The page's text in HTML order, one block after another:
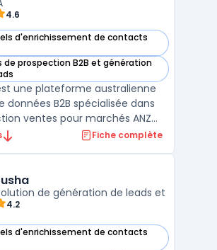
4.6
d'enrichissement de contacts
dans cette catégorie
de prospection B2B et génération
dans cette catégorie
une plateforme australienne
données B2B spécialisée dans
ventes pour marchés ANZ
Zélande). Elle centralise
secteur, effectifs, ...
Fiche complète
de génération de leads et
4.2
d'enrichissement de contacts
dans cette catégorie